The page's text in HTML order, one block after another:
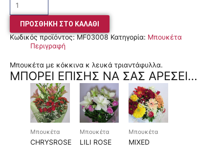
ΠΡΟΣΘΉΚΗ ΣΤΟ ΚΑΛΆΘΙ
Κωδικός προϊόντος:MF03008 Κατηγορία: Μπουκέτα
Περιγραφή
Μπουκέτα με κόκκινα κ λευκά τριαντάφυλλα.
ΜΠΟΡΕΊ ΕΠΊΣΗΣ ΝΑ ΣΑΣ ΑΡΈΣΕΙ…
Μπουκέτα
CHRYSROSE
Μπουκέτα
LILI ROSE
Μπουκέτα
MIXED